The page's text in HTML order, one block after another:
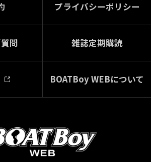
プライバシーポリシー
問 雑誌定期購読
BOATBoy WEBについて